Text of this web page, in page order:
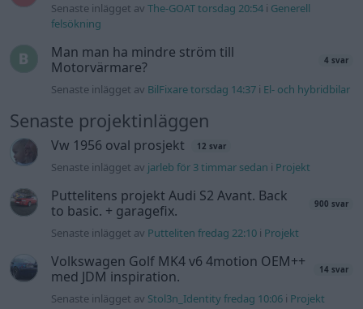
Senaste inlägget avThe-GOAT torsdag 20:54 i Generell
felsökning
Man man ha mindre ström till
Motorvärmare?
4 svar
Senaste inlägget av BilFixare torsdag 14:37 i El- och hybridbilar
Senaste projektinläggen
Vw 1956 oval prosjekt 12 svar
Senaste inlägget av jarleb för 3 timmar sedan i Projekt
Puttelitens projekt Audi S2 Avant. Back
to basic. + garagefix.
900 svar
Senaste inlägget av Putteliten fredag 22:10 i Projekt
Volkswagen Golf MK4 v6 4motion OEM++
med JDM inspiration.
14 svar
Senaste inlägget av Stol3n_Identity fredag 10:06 i Projekt